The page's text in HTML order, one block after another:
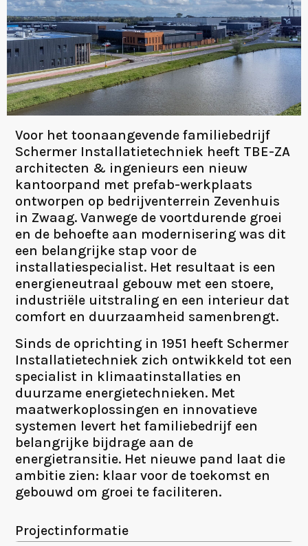
Voor het toonaangevende familiebedrijf
Schermer Installatietechniek heeft TBE-ZA
architecten & ingenieurs een nieuw
kantoorpand met prefab-werkplaats
ontworpen op bedrijventerrein Zevenhuis
in Zwaag. Vanwege de voortdurende groei
en de behoefte aan modernisering was dit
een belangrijke stap voor de
installatiespecialist. Het resultaat is een
energieneutraal gebouw met een stoere,
industriële uitstraling en een interieur dat
comfort en duurzaamheid samenbrengt.
Sinds de oprichting in 1951 heeft Schermer
Installatietechniek zich ontwikkeld tot een
specialist in klimaatinstallaties en
duurzame energietechnieken. Met
maatwerkoplossingen en innovatieve
systemen levert het familiebedrijf een
belangrijke bijdrage aan de
energietransitie. Het nieuwe pand laat die
ambitie zien: klaar voor de toekomst en
gebouwd om groei te faciliteren.
Projectinformatie